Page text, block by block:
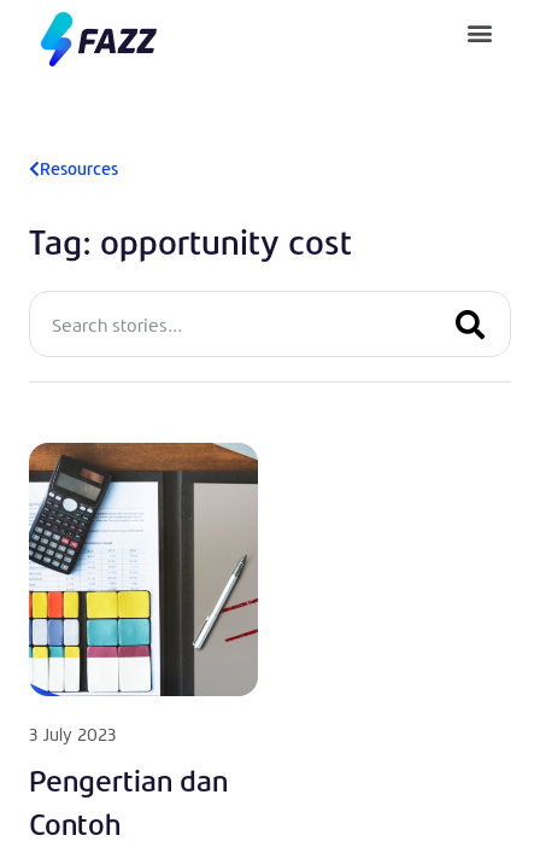
Resources
Tag: opportunity cost
3 July 2023
Pengertian dan
Contoh